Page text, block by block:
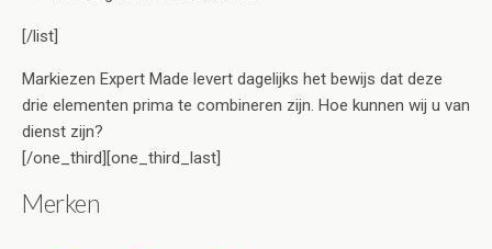
[/list]
Markiezen Expert Made levert dagelijks het bewijs dat deze
drie elementen prima te combineren zijn. Hoe kunnen wij u van
dienst zijn?
[/one_third][one_third_last]
Merken